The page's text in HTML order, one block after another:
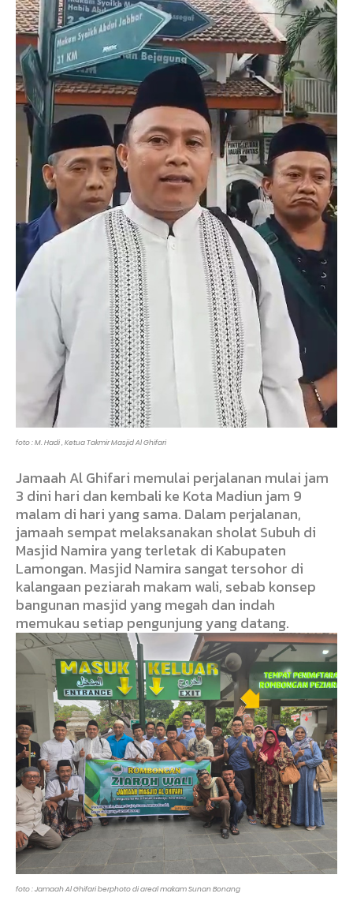
foto : M. Hadi , Ketua Takmir Masjid Al Ghifari
Jamaah Al Ghifari memulai perjalanan mulai jam
3 dini hari dan kembali ke Kota Madiun jam 9
malam di hari yang sama. Dalam perjalanan,
jamaah sempat melaksanakan sholat Subuh di
Masjid Namira yang terletak di Kabupaten
Lamongan. Masjid Namira sangat tersohor di
kalangaan peziarah makam wali, sebab konsep
bangunan masjid yang megah dan indah
memukau setiap pengunjung yang datang.
foto : Jamaah Al Ghifari berphoto di areal makam Sunan Bonang